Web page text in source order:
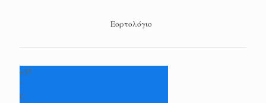
Εορτολόγιο
+35
°
C